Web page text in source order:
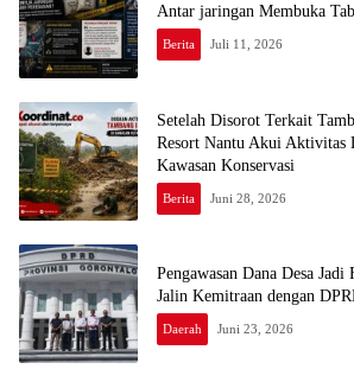
Antar jaringan Membuka
Berita Juli 11, 2026
Setelah Disorot Terkait
Resort Nantu Akui Aktivitas
Kawasan Konservasi
Berita Juni 28, 2026
Pengawasan Dana Desa
Jalin Kemitraan dengan
Daerah Juni 23, 2026